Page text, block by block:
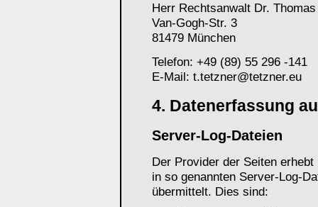
Herr Rechtsanwalt Dr. Thomas
Van-Gogh-Str. 3
81479 München
Telefon: +49 (89) 55 296 -141
E-Mail: t.tetzner@tetzner.eu
4. Datenerfassung
Server-Log-Dateien
Der Provider der Seiten
in so genannten Server-Log-
übermittelt. Dies sind: